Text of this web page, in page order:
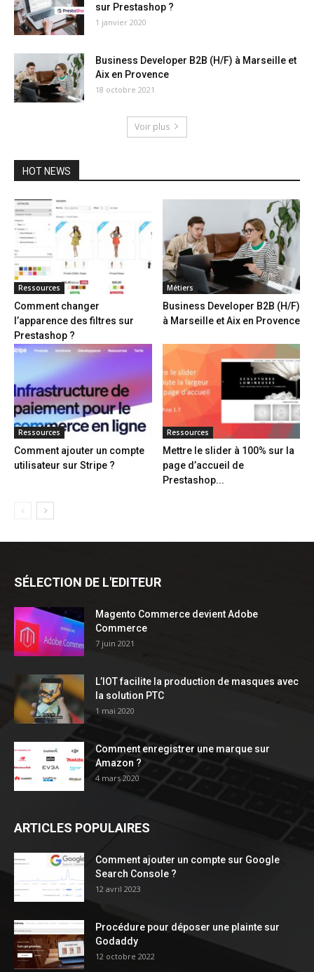
sur Prestashop ?
1 janvier 2020
Business Developer B2B (H/F) à Marseille et
Aix en Provence
18 octobre 2021
Voir plus
HOT NEWS
Ressources
Comment changer
l’apparence des filtres sur
Prestashop ?
Métiers
Business Developer B2B (H/F)
à Marseille et Aix en Provence
Ressources
Comment ajouter un compte
utilisateur sur Stripe ?
Ressources
Mettre le slider à 100% sur la
page d’accueil de
Prestashop...
SÉLECTION DE L'EDITEUR
Magento Commerce devient Adobe
Commerce
7 juin 2021
L’IOT facilite la production de masques avec
la solution PTC
1 mai 2020
Comment enregistrer une marque sur
Amazon ?
4 mars 2020
ARTICLES POPULAIRES
Comment ajouter un compte sur Google
Search Console ?
12 avril 2023
Procédure pour déposer une plainte sur
Godaddy
12 octobre 2022